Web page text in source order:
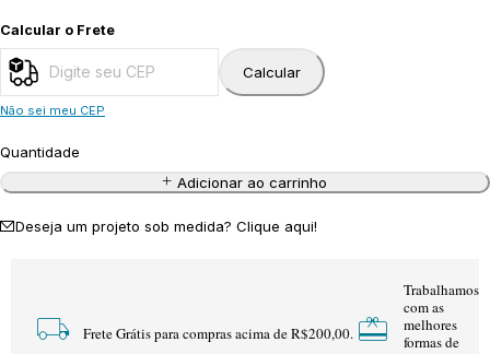
Calcular o Frete
Calcular
Não sei meu CEP
Quantidade
Adicionar ao carrinho
Deseja um projeto sob medida? Clique aqui!
Frete Grátis para compras acima de R$200,00.
Trabalhamos
com as
melhores
formas de